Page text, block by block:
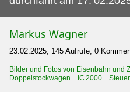
Markus Wagner
23.02.2025, 145 Aufrufe, 0
Bilder und Fotos von Eisenbahn und
Doppelstockwagen IC 2000